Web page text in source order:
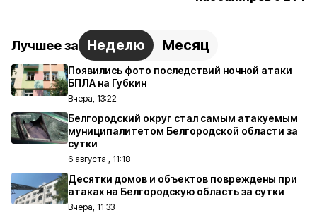
Лучшее за Неделю Месяц
Появились фото последствий ночной атаки
БПЛА на Губкин
Вчера, 13:22
Белгородский округ стал самым атакуемым
муниципалитетом Белгородской области за
сутки
6 августа , 11:18
Десятки домов и объектов повреждены при
атаках на Белгородскую область за сутки
Вчера, 11:33